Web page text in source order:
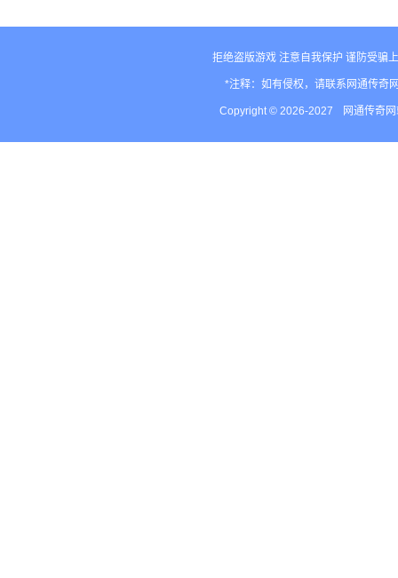
值连城 6的真假难辨
拒绝盗版游戏 注意自我保护 谨防受骗
*注释：如有侵权，请联系网通传奇
Copyright © 2026-2027 网通传奇